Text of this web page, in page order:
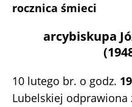
rocznica śmieci
arcybiskupa
10 lutego br. o godz.
Lubelskiej odprawiona